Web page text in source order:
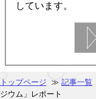
しています。
トップページ ≫ 記事一覧
ジウム」レポート